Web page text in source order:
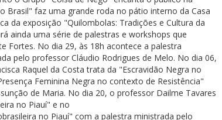
Brasil" faz uma grande roda no pátio interno da Casa
da exposição "Quilombolas: Tradições e Cultura da
ainda uma série de palestras e workshops que
Fortes. No dia 29, às 18h acontece a palestra
pelo professor Cláudio Rodrigues de Melo. No dia 06,
Raquel da Costa trata da "Escravidão Negra no
Feminina Negra no contexto de Resistência"
de Maria. No dia 20, o professor Dailme Tavares
no Piauí" e no
no Piauí" com a palestra ministrada pelo